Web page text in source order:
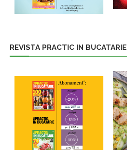
REVISTA PRACTIC IN BUCATARIE